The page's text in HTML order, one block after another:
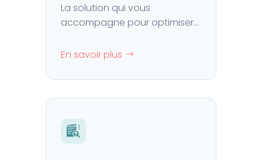
La solution qui vous
accompagne pour optimiser
capital humain.
En savoir plus